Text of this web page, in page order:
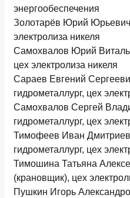
энергообеспечения
Золотарёв Юрий
электролиза никеля
Самохвалов Юрий
цех электролиза никеля
Сараев Евгений
гидрометаллург, цех
Самохвалов Сергей
гидрометаллург, цех
Тимофеев Иван
гидрометаллург, цех
Тимошина Татьяна
(крановщик), цех
Пушкин Игорь